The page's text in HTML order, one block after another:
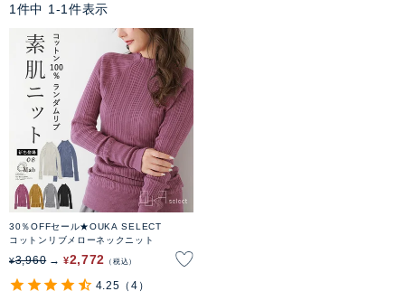
1 件中 1 -1 件表示
30％OFFセール★OUKA SELECT
コットンリブメローネックニット
¥3,960 ¥2,772 税込
4.25 （4）